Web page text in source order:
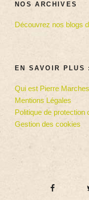
NOS ARCHIVES
Découvrez nos blogs
EN SAVOIR PLUS :
Qui est Pierre
Mentions Légales
Politique de protection
Gestion des cookies